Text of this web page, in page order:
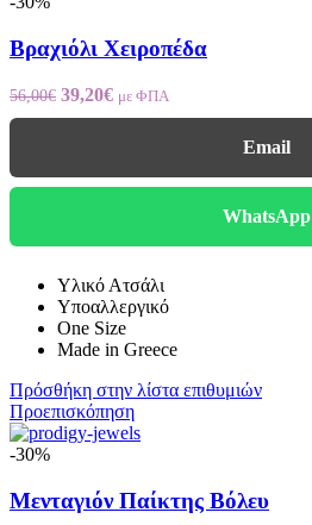
Βραχιόλι Χειροπέδα
56,00€ Original
price
39,20€Η
τρέχουσα
39,20€.
με ΦΠΑ
Email
WhatsApp
Υλικό Ατσάλι
Υποαλλεργικό
One Size
Made in Greece
Πρόσθήκη στην λίστα επιθυμιών
Προεπισκόπηση
-30%
Μενταγιόν Παίκτης Βόλευ